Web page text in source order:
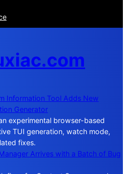
Information Tool Adds New
Generator
experimental browser-based
TUI generation, watch mode,
fixes.
Arrives with a Batch of Bug